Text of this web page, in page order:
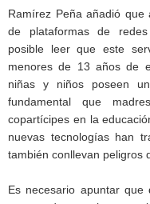
Ramírez Peña añadió que
de plataformas de
posible leer que este
menores de 13 años de
niñas y niños poseen
fundamental que
copartícipes en la
nuevas tecnologías han
también conllevan peligros
Es necesario apuntar que